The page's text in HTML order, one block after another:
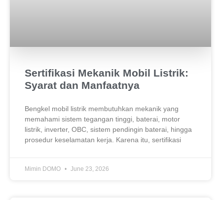
Sertifikasi Mekanik Mobil Listrik:
Syarat dan Manfaatnya
Bengkel mobil listrik membutuhkan mekanik yang
memahami sistem tegangan tinggi, baterai, motor
listrik, inverter, OBC, sistem pendingin baterai, hingga
prosedur keselamatan kerja. Karena itu, sertifikasi
Mimin DOMO June 23, 2026